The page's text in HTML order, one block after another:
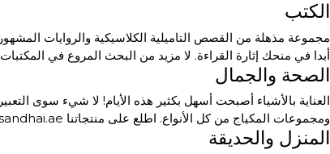
الكتب
مجموعة مذهلة من القصص التاميلية الكلاسيكية والروايات
أبدا في منحك إثارة القراءة. لا مزيد من البحث المروع في
الصحة والجمال
العناية بالأشياء أصبحت أسهل بكثير هذه الأيام! لا شيء سوى
ومجموعات المكياج من كل الأنواع. اطلع على منتجاتنا sandhai.ae وانشر أناقة جوانب صحتك وجمالك.
المنزل والحديقة